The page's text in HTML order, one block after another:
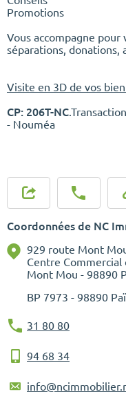
Promotions
Vous accompagne pour
séparations, donations,
Visite en 3D de vos
CP: 206T-NC
- Nouméa
Coordonnées de NC
929 route Mont
Centre Commercial
Mont Mou - 98890
BP 7973 - 98890
31 80 80
94 68 34